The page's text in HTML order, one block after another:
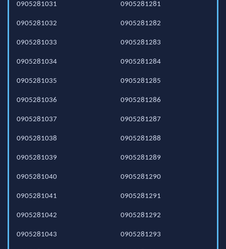
0905281031
0905281032
0905281033
0905281034
0905281035
0905281036
0905281037
0905281038
0905281039
0905281040
0905281041
0905281042
0905281043
0905281281
0905281282
0905281283
0905281284
0905281285
0905281286
0905281287
0905281288
0905281289
0905281290
0905281291
0905281292
0905281293